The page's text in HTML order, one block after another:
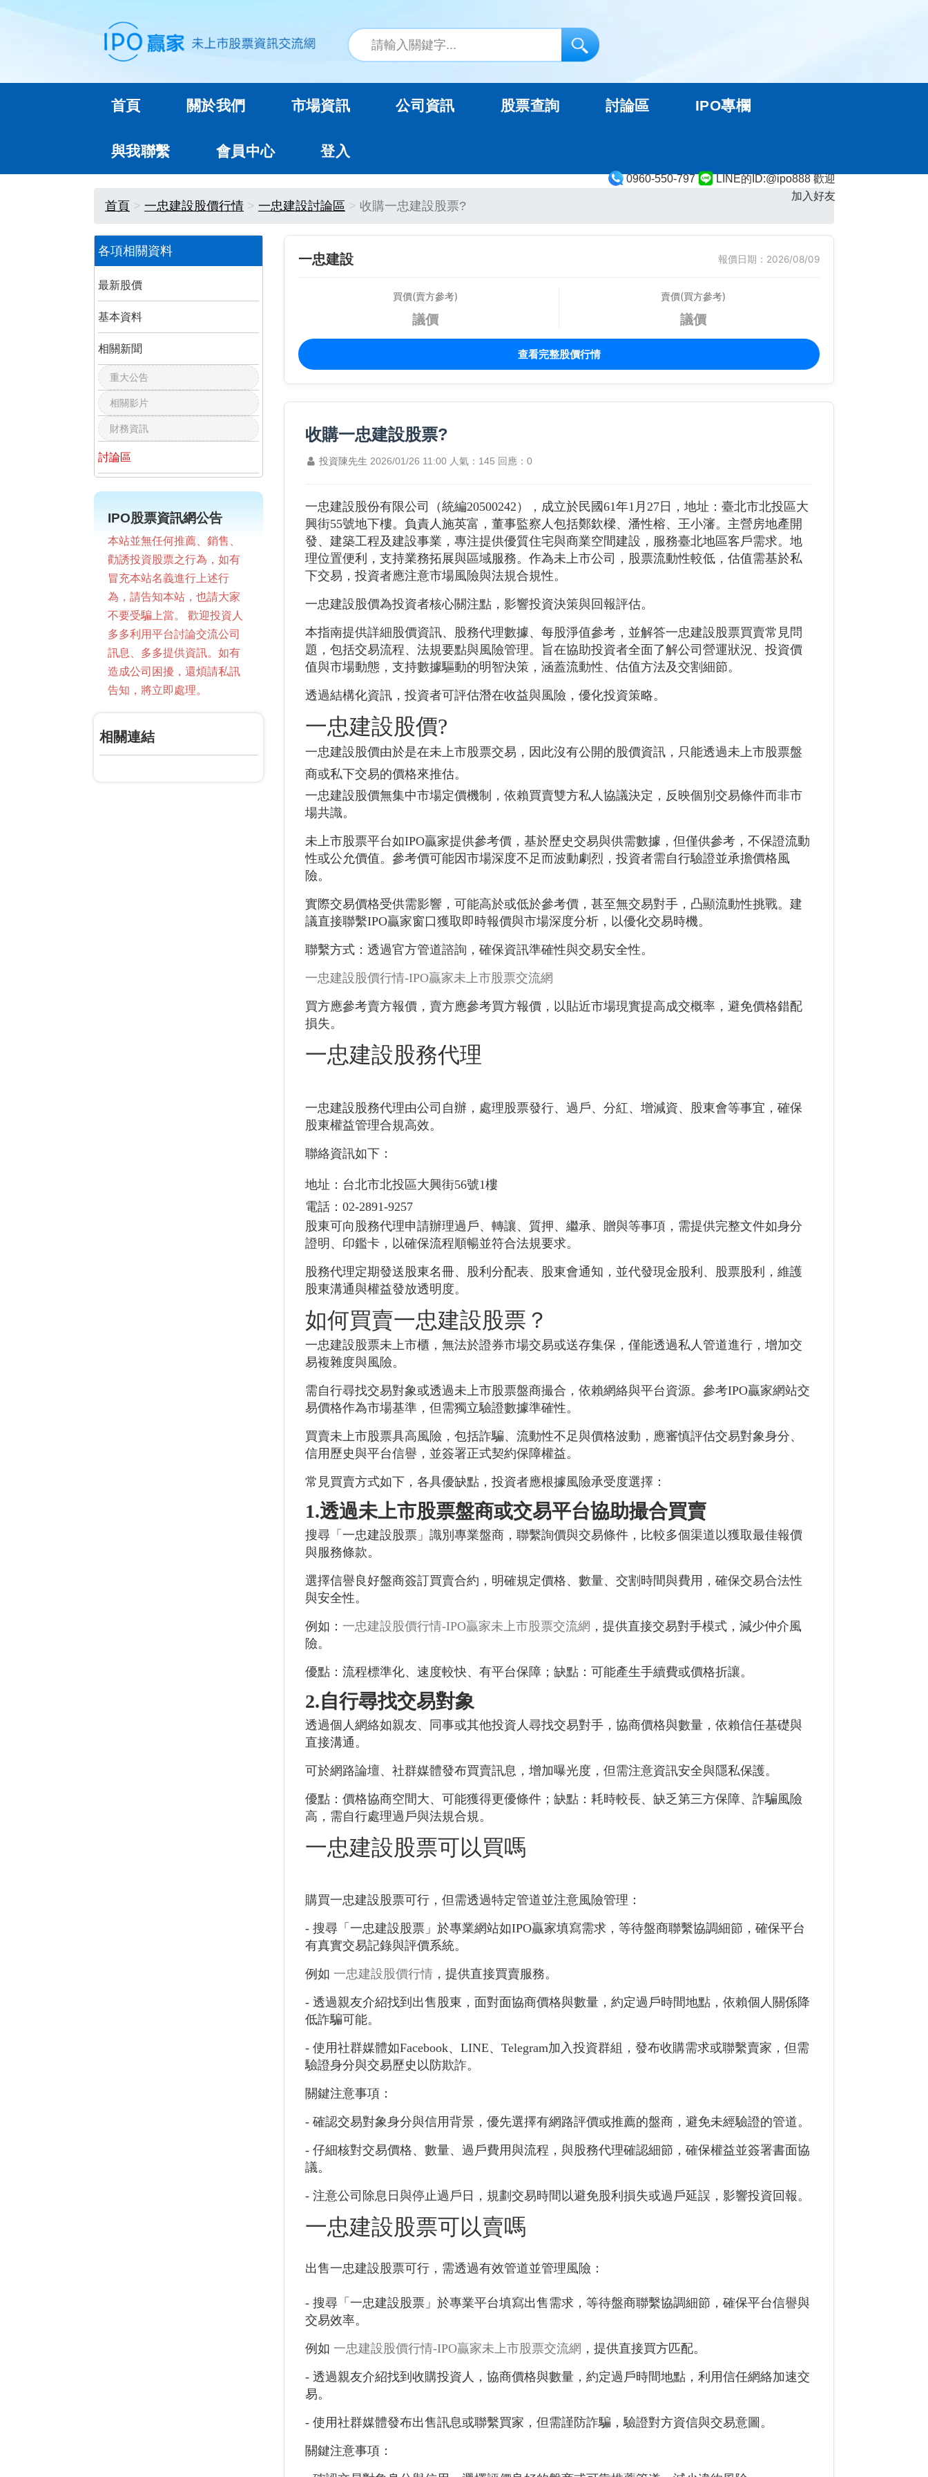
0960-550-797
LINE的ID:@ipo888 歡迎
加入好友
首頁 關於我們 市場資訊 公司資訊 股票查詢 討論區 IPO專欄
與我聯繫 會員中心 登入
首頁 一忠建設股價行情 一忠建設討論區 收購一忠建設股票?
各項相關資料
最新股價
基本資料
相關新聞
重大公告
相關影片
財務資訊
討論區
IPO股票資訊網公告
本站並無任何推薦、銷售、
勸誘投資股票之行為，如有
冒充本站名義進行上述行
為，請告知本站，也請大家
不要受騙上當。 歡迎投資人
多多利用平台討論交流公司
訊息、多多提供資訊。如有
造成公司困擾，還煩請私訊
告知，將立即處理。
相關連結
一忠建設 報價日期：2026/08/09
買價(賣方參考)
議價
賣價(買方參考)
議價
查看完整股價行情
收購一忠建設股票?
投資陳先生 2026/01/26 11:00 人氣：145 回應：0
一忠建設股份有限公司（統編20500242），成立於民國61年1月27日，地址：臺北市北投區大
興街55號地下樓。負責人施英富，董事監察人包括鄭欽樑、潘性榕、王小瀋。主營房地產開
發、建築工程及建設事業，專注提供優質住宅與商業空間建設，服務臺北地區客戶需求。地
理位置便利，支持業務拓展與區域服務。作為未上市公司，股票流動性較低，估值需基於私
下交易，投資者應注意市場風險與法規合規性。
一忠建設股價為投資者核心關注點，影響投資決策與回報評估。
本指南提供詳細股價資訊、股務代理數據、每股淨值參考，並解答一忠建設股票買賣常見問
題，包括交易流程、法規要點與風險管理。旨在協助投資者全面了解公司營運狀況、投資價
值與市場動態，支持數據驅動的明智決策，涵蓋流動性、估值方法及交割細節。
透過結構化資訊，投資者可評估潛在收益與風險，優化投資策略。
一忠建設股價?
一忠建設股價由於是在未上市股票交易，因此沒有公開的股價資訊，只能透過未上市股票盤
商或私下交易的價格來推估。
一忠建設股價無集中市場定價機制，依賴買賣雙方私人協議決定，反映個別交易條件而非市
場共識。
未上市股票平台如IPO贏家提供參考價，基於歷史交易與供需數據，但僅供參考，不保證流動
性或公允價值。參考價可能因市場深度不足而波動劇烈，投資者需自行驗證並承擔價格風
險。
實際交易價格受供需影響，可能高於或低於參考價，甚至無交易對手，凸顯流動性挑戰。建
議直接聯繫IPO贏家窗口獲取即時報價與市場深度分析，以優化交易時機。
聯繫方式：透過官方管道諮詢，確保資訊準確性與交易安全性。
一忠建設股價行情-IPO贏家未上市股票交流網
買方應參考賣方報價，賣方應參考買方報價，以貼近市場現實提高成交概率，避免價格錯配
損失。
一忠建設股務代理
一忠建設股務代理由公司自辦，處理股票發行、過戶、分紅、增減資、股東會等事宜，確保
股東權益管理合規高效。
聯絡資訊如下：
地址：台北市北投區大興街56號1樓
電話：02-2891-9257
股東可向股務代理申請辦理過戶、轉讓、質押、繼承、贈與等事項，需提供完整文件如身分
證明、印鑑卡，以確保流程順暢並符合法規要求。
股務代理定期發送股東名冊、股利分配表、股東會通知，並代發現金股利、股票股利，維護
股東溝通與權益發放透明度。
如何買賣一忠建設股票？
一忠建設股票未上市櫃，無法於證券市場交易或送存集保，僅能透過私人管道進行，增加交
易複雜度與風險。
需自行尋找交易對象或透過未上市股票盤商撮合，依賴網絡與平台資源。參考IPO贏家網站交
易價格作為市場基準，但需獨立驗證數據準確性。
買賣未上市股票具高風險，包括詐騙、流動性不足與價格波動，應審慎評估交易對象身分、
信用歷史與平台信譽，並簽署正式契約保障權益。
常見買賣方式如下，各具優缺點，投資者應根據風險承受度選擇：
1.透過未上市股票盤商或交易平台協助撮合買賣
搜尋「一忠建設股票」識別專業盤商，聯繫詢價與交易條件，比較多個渠道以獲取最佳報價
與服務條款。
選擇信譽良好盤商簽訂買賣合約，明確規定價格、數量、交割時間與費用，確保交易合法性
與安全性。
例如： 一忠建設股價行情-IPO贏家未上市股票交流網 ，提供直接交易對手模式，減少仲介風
險。
優點：流程標準化、速度較快、有平台保障；缺點：可能產生手續費或價格折讓。
2.自行尋找交易對象
透過個人網絡如親友、同事或其他投資人尋找交易對手，協商價格與數量，依賴信任基礎與
直接溝通。
可於網路論壇、社群媒體發布買賣訊息，增加曝光度，但需注意資訊安全與隱私保護。
優點：價格協商空間大、可能獲得更優條件；缺點：耗時較長、缺乏第三方保障、詐騙風險
高，需自行處理過戶與法規合規。
一忠建設股票可以買嗎
購買一忠建設股票可行，但需透過特定管道並注意風險管理：
- 搜尋「一忠建設股票」於專業網站如IPO贏家填寫需求，等待盤商聯繫協調細節，確保平台
有真實交易記錄與評價系統。
例如 一忠建設股價行情 ，提供直接買賣服務。
- 透過親友介紹找到出售股東，面對面協商價格與數量，約定過戶時間地點，依賴個人關係降
低詐騙可能。
- 使用社群媒體如Facebook、LINE、Telegram加入投資群組，發布收購需求或聯繫賣家，但需
驗證身分與交易歷史以防欺詐。
關鍵注意事項：
- 確認交易對象身分與信用背景，優先選擇有網路評價或推薦的盤商，避免未經驗證的管道。
- 仔細核對交易價格、數量、過戶費用與流程，與股務代理確認細節，確保權益並簽署書面協
議。
- 注意公司除息日與停止過戶日，規劃交易時間以避免股利損失或過戶延誤，影響投資回報。
一忠建設股票可以賣嗎
出售一忠建設股票可行，需透過有效管道並管理風險：
- 搜尋「一忠建設股票」於專業平台填寫出售需求，等待盤商聯繫協調細節，確保平台信譽與
交易效率。
例如 一忠建設股價行情-IPO贏家未上市股票交流網 ，提供直接買方匹配。
- 透過親友介紹找到收購投資人，協商價格與數量，約定過戶時間地點，利用信任網絡加速交
易。
- 使用社群媒體發布出售訊息或聯繫買家，但需謹防詐騙，驗證對方資信與交易意圖。
關鍵注意事項：